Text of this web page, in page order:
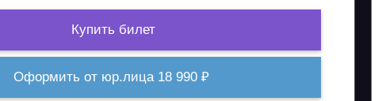
Купить билет
Оформить от юр.лица 18 990 ₽